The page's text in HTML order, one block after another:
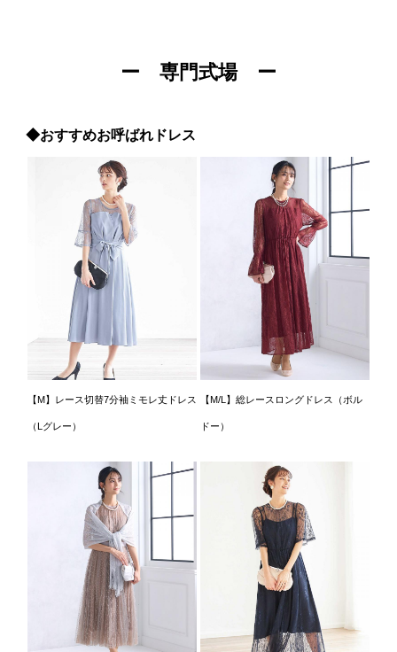
ー 専門式場 ー
◆おすすめお呼ばれドレス
【M】レース切替7分袖ミモレ丈ドレス
（Lグレー）
【M/L】総レースロングドレス（ボル
ドー）